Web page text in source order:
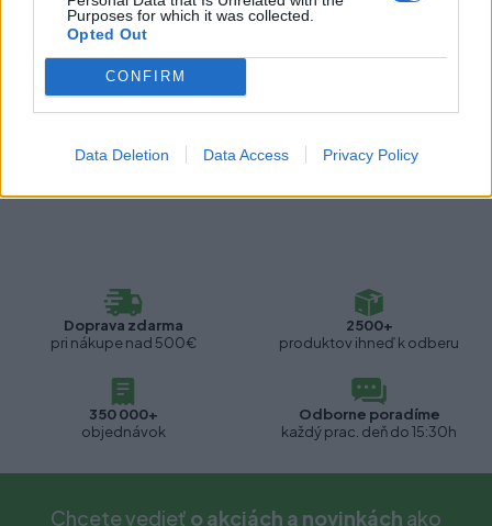
Purposes for which it was collected.
Opted Out
CONFIRM
Data Deletion Data Access Privacy Policy
Recenzie produktu
Pre tento produkt neboli pridané žiadne recenzie.
Pre pridanie recenzie sa musíte prihlásiť
Doprava zdarma
pri nákupe nad 500€
2500+
produktov ihneď k odberu
350 000+
objednávok
Odborne poradíme
každý prac. deň do 15:30h
Chcete vedieť o akciách a novinkách ako